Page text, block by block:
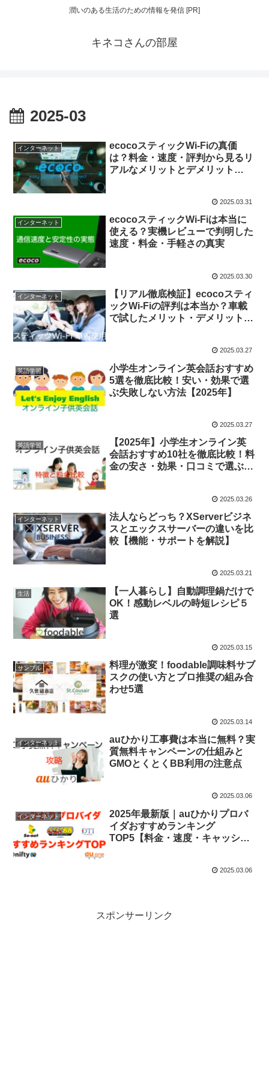
潤いのある生活のための情報を発信 [PR]
キネコさんの部屋
2025-03
インターネット
ecocoスティックWi-Fiの真価
は？料金・速度・評判から見るリ
アルなメリットとデメリット
2025.03.31
インターネット
ecocoスティックWi-Fiは本当に
使える？実機レビューで判明した
速度・料金・手軽さの真実
2025.03.30
インターネット
【リアル徹底検証】ecocoスティ
ックWi-Fiの評判は本当か？車載
で試したメリット・デメリット・
2025.03.27
英語学習
小学生オンライン英会話おすすめ
5選を徹底比較！安い・効果で選
ぶ失敗しない方法【2025年】
2025.03.27
英語学習
【2025年】小学生オンライン英
会話おすすめ10社を徹底比較！料
金の安さ・効果・口コミで選ぶ失
2025.03.26
インターネット
法人ならどっち？XServerビジネ
スとエックスサーバーの違いを比
較【機能・サポートを解説】
2025.03.21
生活
【一人暮らし】自動調理鍋だけで
OK！感動レベルの時短レシピ５
選
2025.03.15
サンプル
料理が激変！foodable調味料サブ
スクの使い方とプロ推奨の組み合
わせ5選
2025.03.14
インターネット
auひかり工事費は本当に無料？実
質無料キャンペーンの仕組みと
GMOとくとくBB利用の注意点
2025.03.06
インターネット
2025年最新版｜auひかりプロバ
イダおすすめランキング
TOP5【料金・速度・キャッシュ
2025.03.06
スポンサーリンク